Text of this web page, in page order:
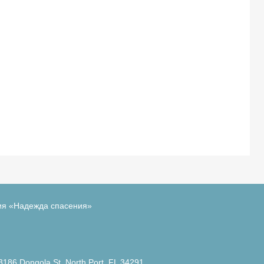
«Надежда спасения»